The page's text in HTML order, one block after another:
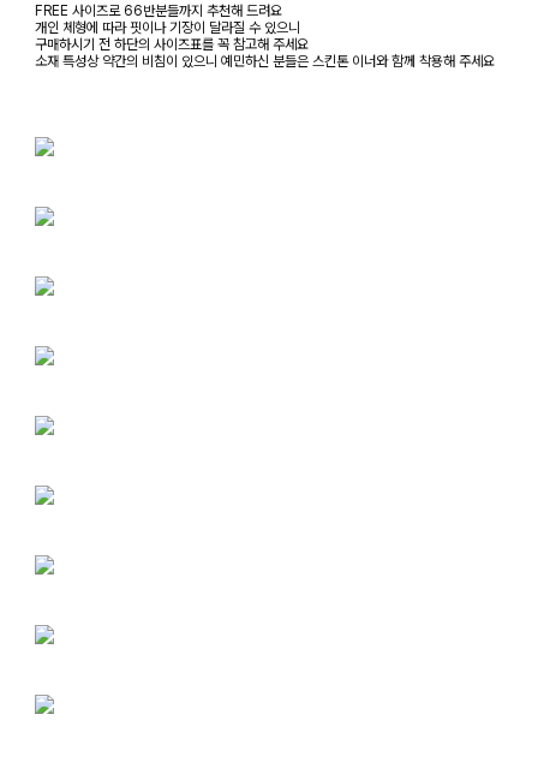
FREE 사이즈로 66반분들까지 추천해 드려요
개인 체형에 따라 핏이나 기장이 달라질 수 있으니
구매하시기 전 하단의 사이즈표를 꼭 참고해 주세요
소재 특성상 약간의 비침이 있으니 예민하신 분들은 스킨톤 이너와 함께 착용해 주세요